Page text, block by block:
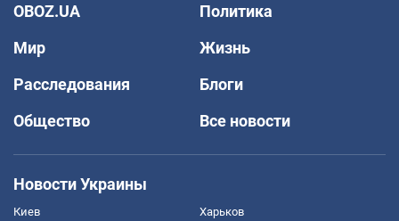
OBOZ.UA
Политика
Мир
Жизнь
Расследования
Блоги
Общество
Все новости
Новости Украины
Киев Харьков